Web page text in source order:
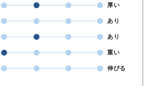
厚い
あり
あり
重い
伸びる